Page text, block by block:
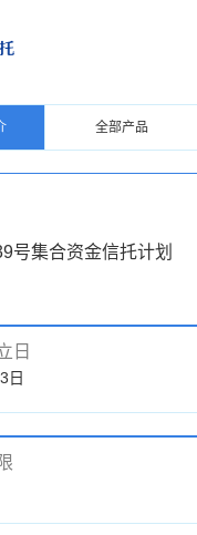
信托产品
全部产品
号集合资金信托计划
日
日